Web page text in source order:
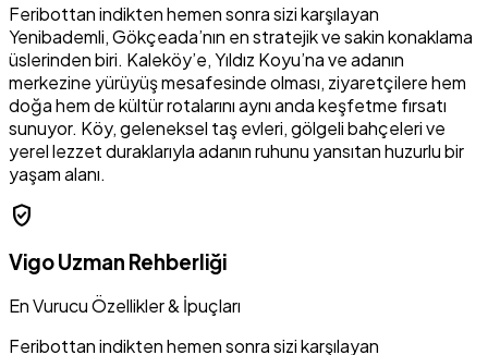
Feribottan indikten hemen sonra sizi karşılayan
Yenibademli, Gökçeada’nın en stratejik ve sakin konaklama
üslerinden biri. Kaleköy’e, Yıldız Koyu’na ve adanın
merkezine yürüyüş mesafesinde olması, ziyaretçilere hem
doğa hem de kültür rotalarını aynı anda keşfetme fırsatı
sunuyor. Köy, geleneksel taş evleri, gölgeli bahçeleri ve
yerel lezzet duraklarıyla adanın ruhunu yansıtan huzurlu bir
yaşam alanı.
verified_user
Vigo Uzman Rehberliği
En Vurucu Özellikler & İpuçları
Feribottan indikten hemen sonra sizi karşılayan